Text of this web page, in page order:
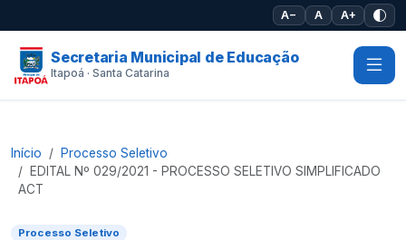
A− A A+
Secretaria Municipal de Educação
Itapoá · Santa Catarina
Início
Processo Seletivo
EDITAL Nº 029/2021 - PROCESSO SELETIVO SIMPLIFICADO
ACT
Processo Seletivo